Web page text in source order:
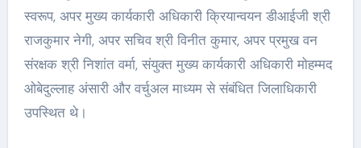
स्वरूप, अपर मुख्य कार्यकारी अधिकारी क्रियान्वयन डीआईजी श्री
राजकुमार नेगी, अपर सचिव श्री विनीत कुमार, अपर प्रमुख वन
संरक्षक श्री निशांत वर्मा, संयुक्त मुख्य कार्यकारी अधिकारी मोहम्मद
ओबेदुल्लाह अंसारी और वर्चुअल माध्यम से संबंधित जिलाधिकारी
उपस्थित थे।